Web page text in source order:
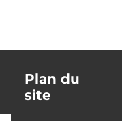
Plan du
site